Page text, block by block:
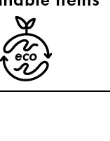
ト】７DAYS着まわし冬コー